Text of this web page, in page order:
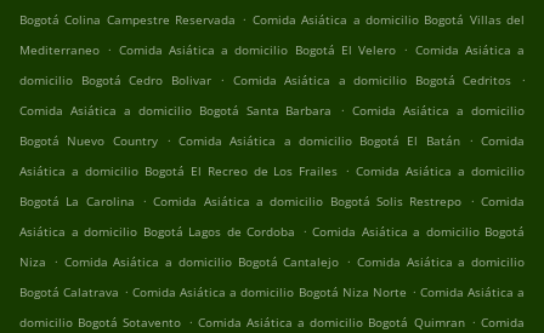
Bogotá Colina Campestre Reservada . Comida Asiática a domicilio Bogotá Villas del
Mediterraneo . Comida Asiática a domicilio Bogotá El Velero . Comida Asiática a
domicilio Bogotá Cedro Bolivar
. Comida Asiática a domicilio Bogotá Cedritos
.
Comida Asiática a domicilio Bogotá Santa Barbara
. Comida Asiática a domicilio
Bogotá Nuevo Country
. Comida Asiática a domicilio Bogotá El Batán . Comida
Asiática a domicilio Bogotá El Recreo de Los Frailes . Comida Asiática a domicilio
Bogotá La Carolina . Comida Asiática a domicilio Bogotá Solis Restrepo . Comida
Asiática a domicilio Bogotá Lagos de Cordoba . Comida Asiática a domicilio Bogotá
Niza . Comida Asiática a domicilio Bogotá Cantalejo . Comida Asiática a domicilio
Bogotá Calatrava . Comida Asiática a domicilio Bogotá Niza Norte . Comida Asiática a
domicilio Bogotá Sotavento . Comida Asiática a domicilio Bogotá Quimran . Comida